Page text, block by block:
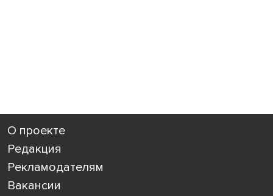
О проекте
Редакция
Рекламодателям
Вакансии